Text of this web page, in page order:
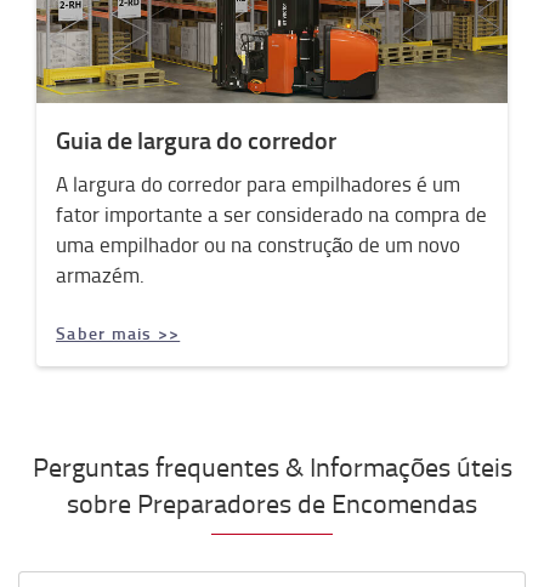
Guia de largura do corredor
A largura do corredor para empilhadores é um
fator importante a ser considerado na compra de
uma empilhador ou na construção de um novo
armazém.
Saber mais >>
Perguntas frequentes & Informações úteis
sobre Preparadores de Encomendas